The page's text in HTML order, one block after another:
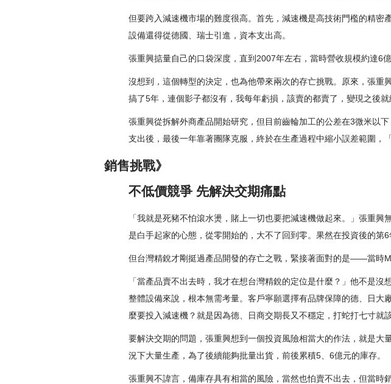
但要跨入減速機市場的難度很高。首先，減速機是高技術門檻的精
設備還得從德國、瑞士引進，資本支出高。
張重興掂量自己的口袋深度，直到2007年左右，當時營收規模約達6
沒想到，這個轉型的決定，也為他帶來兩次的存亡挑戰。原來，張
搞了5年，連個影子都沒有，我每年虧損，該賣的都賣了，變現之後就
張重興從拆解外商產品開始研究，但目前齒輪加工的公差在3微米以
支出後，最後一年靠著團隊克服，終於在生產過程中縮小誤差範圍，
銷售挑戰》
不低價競爭 先解決交期痛點
「我就是死豬不怕滾水燙，賭上一切也要把減速機做起來。」張重
是白手起家的心態，從零開始的，大不了回到零。果然在投資後的第6
但台灣精銳才剛挺過產品開發的存亡之戰，緊接著面對的是——當時
「當產品賣不出去時，我才在想台灣精銳的定位是什麼？」他不是
整體設備來說，根本無需考量。客戶寧願選擇有品牌保障的德、日
麼要投入減速機？就是因為德、日商交期長又不穩定，打蛇打七寸就
要解決交期的問題，張重興想到一個投資風險相當大的作法，就是
況下大量生產，為了後續能夠批量出貨，前後累積5、6億元的庫存。
張重興不諱言，備庫存具有相當的風險，當然也怕賣不出去，但當時